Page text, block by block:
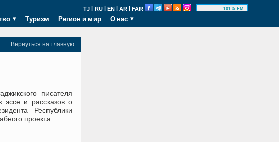
TJ | RU | EN | AR | FAR 101.5 FM
Туризм Регион и мир О нас
Вернуться на главную
писателя
и рассказов о
Республики
проекта